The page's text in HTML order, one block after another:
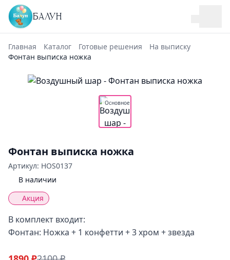
БАЛУН
Главная Каталог Готовые решения
На выписку
Фонтан выписка ножка
Основное
Фонтан выписка ножка
Артикул: HOS0137
В наличии
Акция
В комплект входит:
Фонтан: Ножка + 1 конфетти + 3 хром + звезда